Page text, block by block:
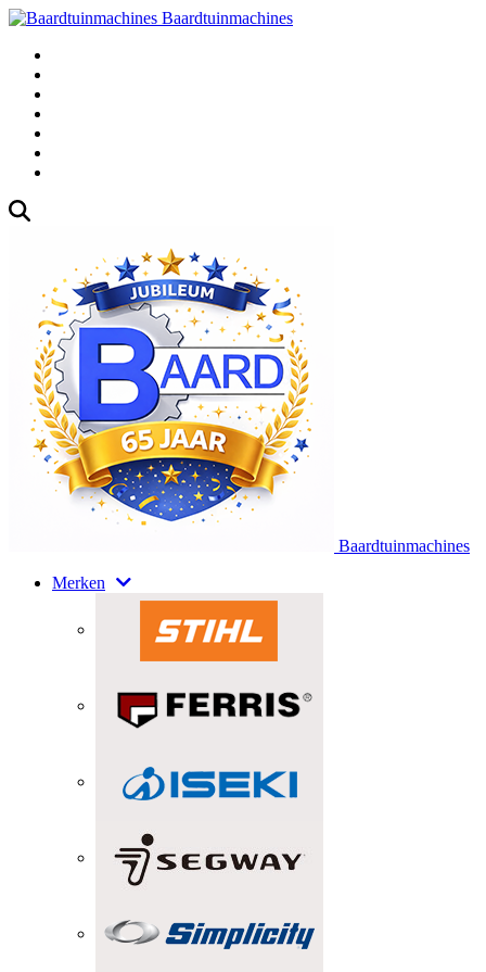
Baardtuinmachines
Baardtuinmachines
Merken